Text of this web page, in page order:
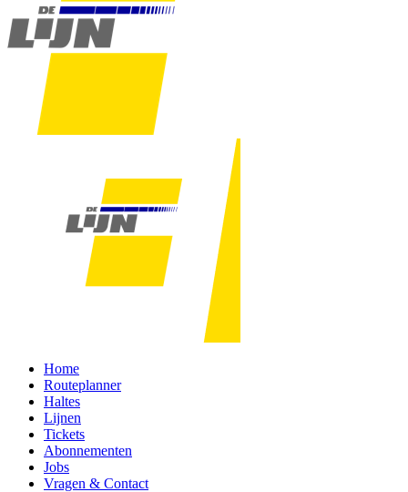
Home
Routeplanner
Haltes
Lijnen
Tickets
Abonnementen
Jobs
Vragen & Contact